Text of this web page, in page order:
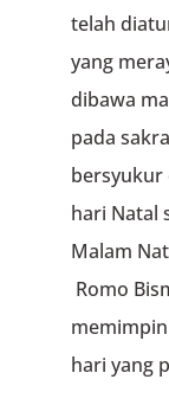
telah
yang
dibawa
pada
bersyukur
hari Natal
Malam
Romo
hari yang